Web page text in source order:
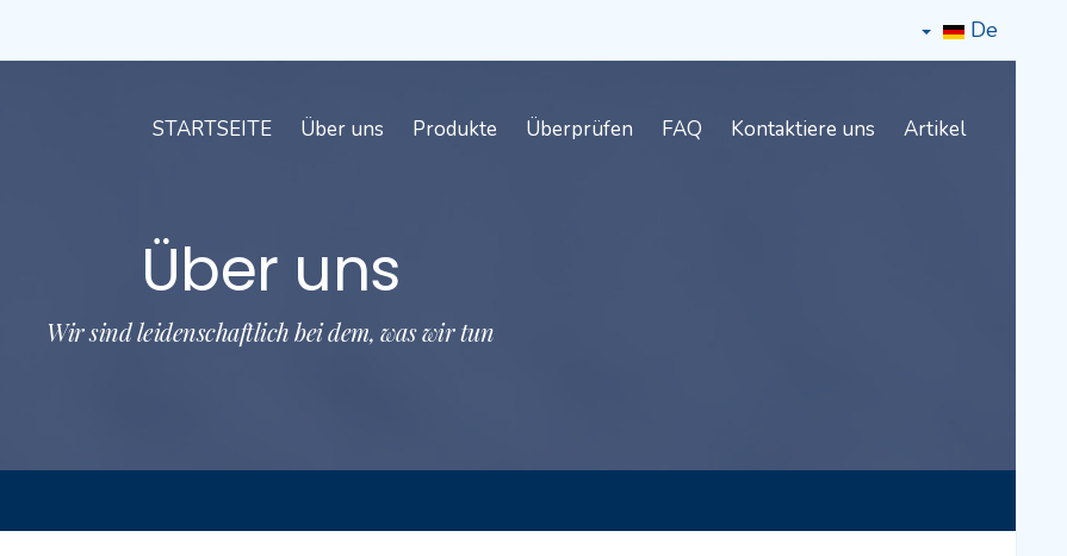
De
STARTSEITE Über uns Produkte Überprüfen FAQ Kontaktiere uns Artikel
Über uns
Wir sind leidenschaftlich bei dem, was wir tun